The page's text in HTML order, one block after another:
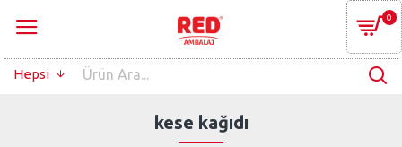
0
Hepsi
kese kağıdı